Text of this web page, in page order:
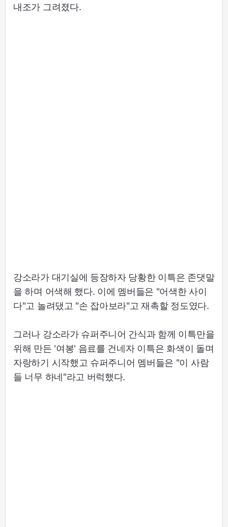
내조가 그려졌다.
강소라가 대기실에 등장하자 당황한 이특은 존댓말
을 하며 어색해 했다. 이에 멤버들은 "어색한 사이
다"고 놀려댔고 "손 잡아보라"고 재촉할 정도였다.
그러나 강소라가 슈퍼주니어 간식과 함께 이특만을
위해 만든 '여봉' 음료를 건네자 이특은 화색이 돌며
자랑하기 시작했고 슈퍼주니어 멤버들은 "이 사람
들 너무 하네"라고 버럭했다.